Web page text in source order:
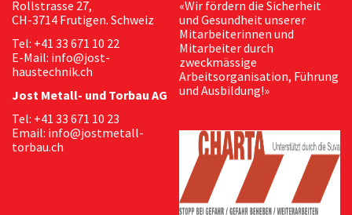
Rollstrasse 27,
CH-3714 Frutigen. Schweiz
Tel: +41 33 671 10 22
E-Mail: info@jost-
haustechnik.ch
Jost Metall- und Torbau AG
Tel: +41 33 671 10 23
Email: info@jostmetall-
torbau.ch
«Wir fördern die Sicherheit
und Gesundheit unserer
Mitarbeiterinnen und
Mitarbeiter durch
zweckmässige
Arbeitsorganisation, Führung
und Ausbildung!»